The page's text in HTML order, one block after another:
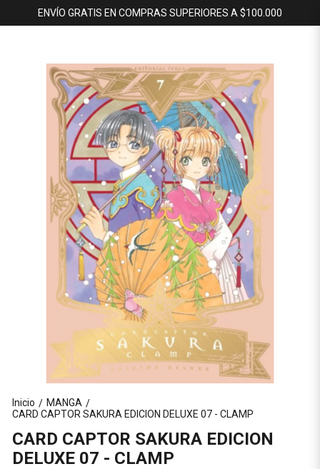
ENVÍO GRATIS EN COMPRAS SUPERIORES A $100.000
Inicio / MANGA /
CARD CAPTOR SAKURA EDICION DELUXE 07 - CLAMP
CARD CAPTOR SAKURA EDICION
DELUXE 07 - CLAMP